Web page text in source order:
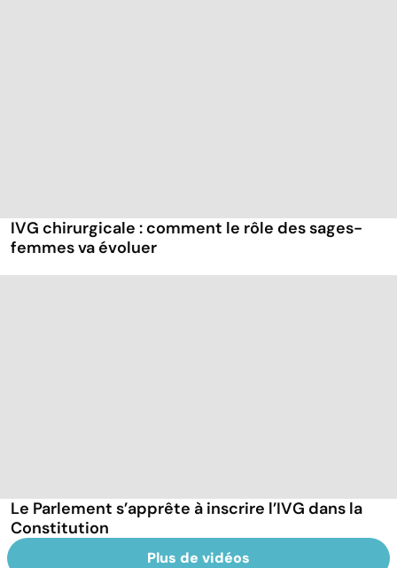
IVG chirurgicale : comment le rôle des sages-
femmes va évoluer
Le Parlement s’apprête à inscrire l’IVG dans la
Constitution
Plus de vidéos